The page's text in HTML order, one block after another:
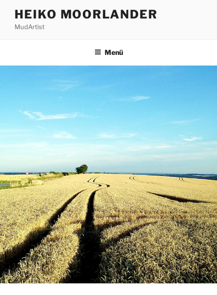
Inhalt
springen
HEIKO MOORLANDER
MudArtist
Menü